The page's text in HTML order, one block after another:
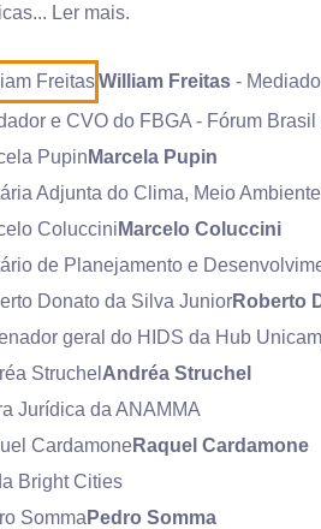
Ler mais.
William Freitas -
e CVO do FBGA - Fórum Brasil
Marcela Pupin
Adjunta do Clima, Meio
Marcelo Coluccini
de Planejamento e
Roberto
geral do HIDS da Hub
Andréa Struchel
Jurídica da ANAMMA
Raquel Cardamone
Bright Cities
Pedro Somma